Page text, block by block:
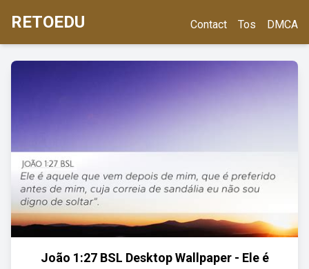
RETOEDU Contact Tos DMCA
João 1:27 BSL Desktop Wallpaper - Ele é